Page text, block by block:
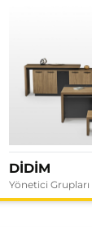
DİDİM
Yönetici Grupları